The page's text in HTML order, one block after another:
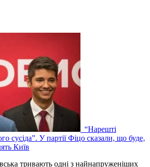
“Нарешті
сусіда”. У партії Фіцо сказали, що буде,
Київ
тривають одні з найнапруженіших